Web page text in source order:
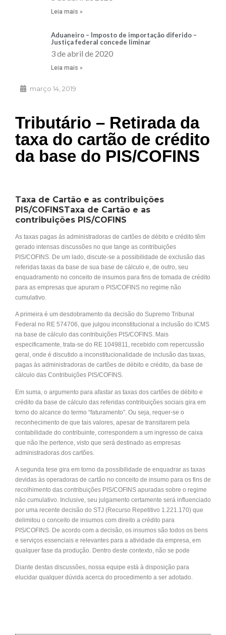
março 14, 2019
Tributário – Retirada da
taxa do cartão de crédito
da base do PIS/COFINS
Taxa de Cartão e as contribuições
PIS/COFINSTaxa de Cartão e as
contribuições PIS/COFINS
As taxas pagas às administradoras de cartões de débito e crédito têm
gerado intensas discussões no que tange as contribuições
PIS/COFINS. De um lado, discute-se a possibilidade de exclusão das
referidas taxas da base de sua base de cálculo e, de outro, seu
enquadramento no conceito de insumos para fins de tomada de crédito
para as empresas que apuram o PIS/COFINS no regime não
cumulativo.
A primeira é um desdobramento da decisão do Supremo Tribunal
Federal no RE 574706, que julgou inconstitucional a inclusão do ICMS
na base de cálculo das contribuições PIS/COFINS. Mais
especificamente, trata-se do RE 1049811, recebido com repercussão
geral, onde é discutido a inconstitucionalidade de inclusão das taxas,
pagas às administradoras de cartões de débito e crédito, da base de
cálculo das Contribuições PIS/COFINS.
Em suma, o argumento para afastar as taxas dos cartões de débito e
crédito da base de cálculo das referidas contribuições sociais gira em
torno do alcance do termo “faturamento”. Ou seja, requer-se o
reconhecimento de que tais valores, apesar de transitarem pela
contabilidade do contribuinte, correspondem a um ingresso de caixa
que não lhe pertence, visto que será destinado as empresas
administradoras dos cartões.
A segunda tese gira em torno da possibilidade de enquadrar as taxas
devidas às operadoras de cartão no conceito de insumo para os fins de
recolhimento das contribuições PIS/COFINS apuradas sobre o regime
não cumulativo. Inclusive, seu julgamento certamente será influenciado
por uma recente decisão do STJ (Recurso Repetitivo 1.221.170) que
delimitou o conceito de insumos com direito a crédito para
PIS/COFINS. De acordo com a decisão, os insumos são todos os bens
e serviços essenciais e relevantes para a atividade da empresa, em
qualquer fase da produção. Dentro deste contexto, não se pode
Diante destas discussões, nossa equipe está à disposição para
elucidar qualquer dúvida acerca do procedimento a ser adotado.
Leia mais »
Aduaneiro – Imposto de importação diferido –
Justiça federal concede liminar
3 de abril de 2020
Leia mais »